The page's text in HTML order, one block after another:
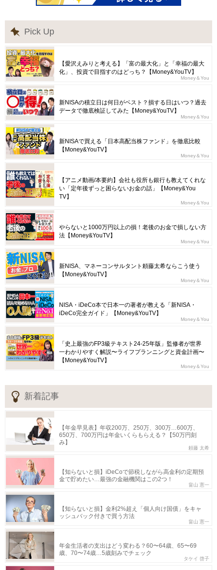
Pick Up
【愛沢えみりと考える】「富の最大化」と「幸福の最大
化」、投資で目指すのはどっち？【Money&YouTV】
Money＆You
新NISAの積立日は何日がベスト？損する日はいつ？過去
データで徹底検証してみた【Money&YouTV】
Money＆You
新NISAで買える「日本高配当株ファンド」を徹底比較
【Money&YouTV】
Money＆You
【アニメ動画/本要約】会社も役所も銀行も教えてくれな
い「定年後ずっと困らないお金の話」【Money&You
TV】
Money＆You
やらないと1000万円以上の損！老後のお金で損しない方
法【Money&YouTV】
Money＆You
新NISA、マネーコンサルタント頼藤太希ならこう使う
【Money&YouTV】
Money＆You
NISA・iDeCo本で日本一の著者が教える「新NISA・
iDeCo完全ガイド」【Money&YouTV】
Money＆You
「史上最強のFP3級テキスト24-25年版」監修者が世界
一わかりやすく解説〜ライフプランニングと資金計画〜
【Money&YouTV】
Money＆You
新着記事
【年金早見表】年収200万、250万、300万…600万、
650万、700万円は年金いくらもらえる？【50万円刻
み】
頼藤 太希
【知らないと損】iDeCoで節税しながら高金利の定期預
金で貯めたい…最強の金融機関はこの2つ！
畠山 憲一
【知らないと損】金利2%超え「個人向け国債」をキャ
ッシュバック付きで買う方法
畠山 憲一
年金生活者の支出はどう変わる？60〜64歳、65〜69
歳、70〜74歳…5歳刻みでチェック
タケイ 啓子